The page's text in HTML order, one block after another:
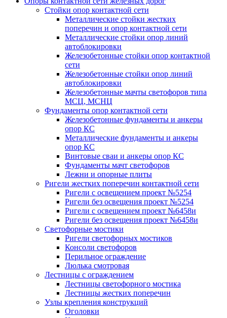
Стойки опор контактной сети
Металлические стойки жестких
поперечин и опор контактной сети
Металлические стойки опор линий
автоблокировки
Железобетонные стойки опор контактной
сети
Железобетонные стойки опор линий
автоблокировки
Железобетонные мачты светофоров типа
МСЦ, МСНЦ
Фундаменты опор контактной сети
Железобетонные фундаменты и анкеры
опор КС
Металлические фундаменты и анкеры
опор КС
Винтовые сваи и анкеры опор КС
Фундаменты мачт светофоров
Лежни и опорные плиты
Ригели жестких поперечин контактной сети
Ригели с освещением проект №5254
Ригели без освещения проект №5254
Ригели с освещением проект №6458и
Ригели без освещения проект №6458и
Светофорные мостики
Ригели светофорных мостиков
Консоли светофоров
Перильное ограждение
Люлька смотровая
Лестницы с ограждением
Лестницы светофорного мостика
Лестницы жестких поперечин
Узлы крепления конструкций
Оголовки